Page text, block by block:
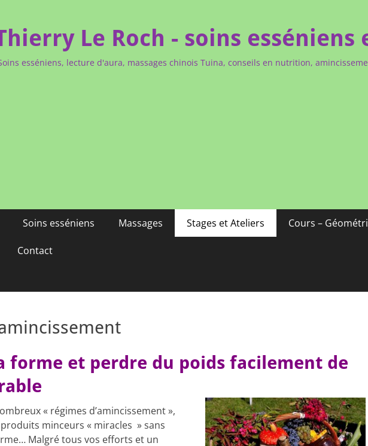
Le Roch - soins
esséniens, lecture d'aura, massages chinois Tuina, conseils en nutrition,
Soins esséniens Massages Stages et Ateliers Cours –
Contact
forme et perdre du poids facilement de
« régimes d’amincissement »,
minceurs « miracles » sans
Malgré tous vos efforts et un